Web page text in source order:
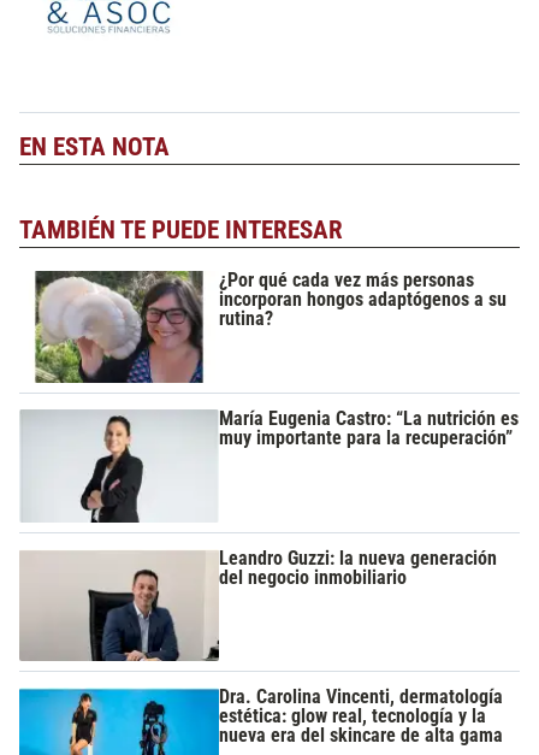
EN ESTA NOTA
TAMBIÉN TE PUEDE INTERESAR
¿Por qué cada vez más personas
incorporan hongos adaptógenos a su
rutina?
María Eugenia Castro: “La nutrición es
muy importante para la recuperación”
Leandro Guzzi: la nueva generación
del negocio inmobiliario
Dra. Carolina Vincenti, dermatología
estética: glow real, tecnología y la
nueva era del skincare de alta gama